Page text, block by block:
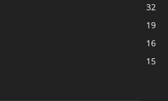
32
19
16
15